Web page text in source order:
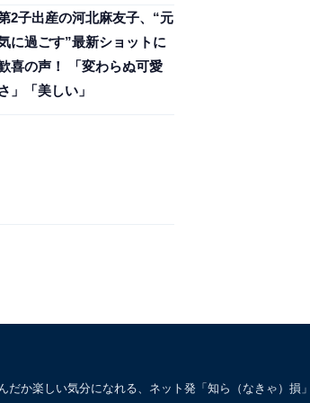
2子出産の河北麻友子、“元
に過ごす”最新ショットに
喜の声！ 「変わらぬ可愛
さ」「美しい」
か楽しい気分になれる、ネット発「知ら（なきゃ）損